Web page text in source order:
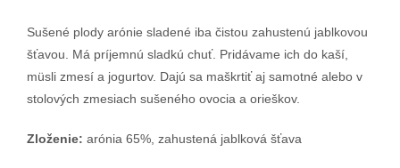
Sušené plody arónie sladené iba čistou zahustenú jablkovou
šťavou. Má príjemnú sladkú chuť. Pridávame ich do kaší,
müsli zmesí a jogurtov. Dajú sa maškrtiť aj samotné alebo v
stolových zmesiach sušeného ovocia a orieškov.
Zloženie: arónia 65%, zahustená jablková šťava